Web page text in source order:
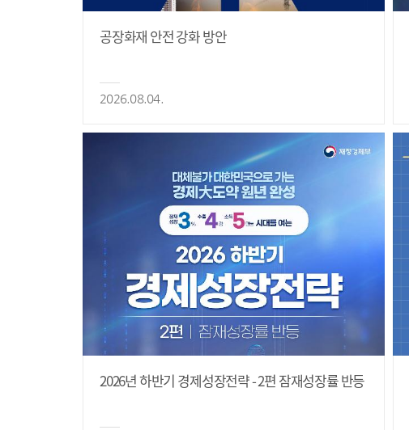
공장화재 안전 강화 방안
2026.08.04.
2026년 하반기 경제성장전략 - 2편 잠재성장률 반등